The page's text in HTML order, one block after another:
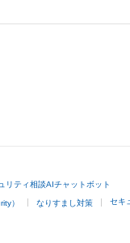
リティ相談AIチャットボット
） なりすまし対策 セキ